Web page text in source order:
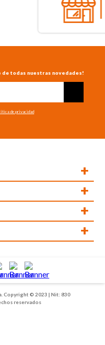
de todas nuestras novedades!
de privacidad
+
+
+
+
Copyright © 2023 | Nit: 830
reservados